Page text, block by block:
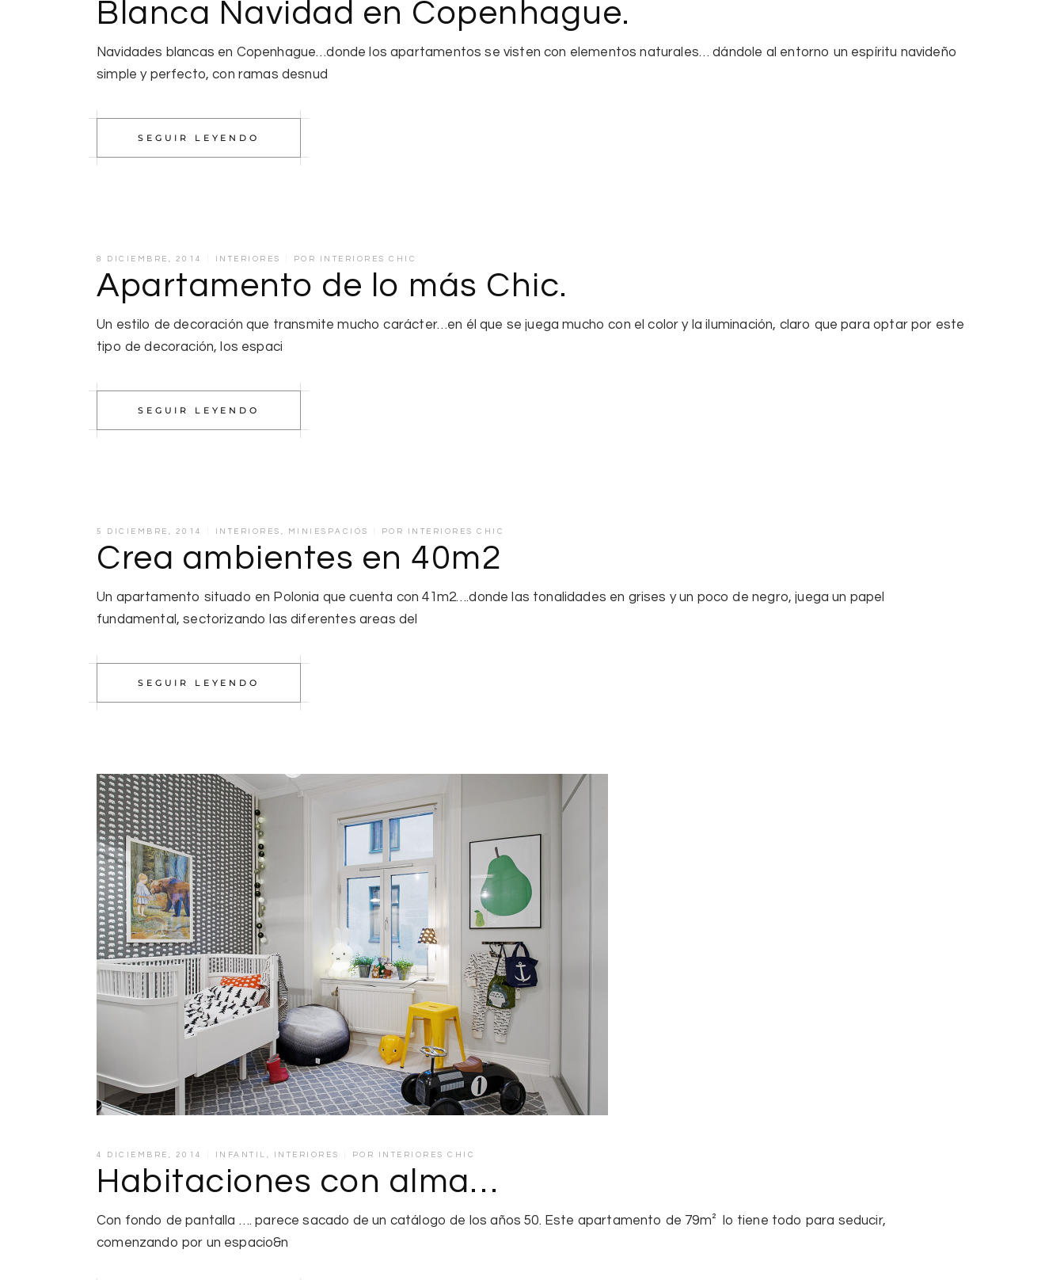
Blanca Navidad en Copenhague.
Navidades blancas en Copenhague…donde los apartamentos se visten con elementos naturales… dándole al entorno un espíritu navideño
simple y perfecto, con ramas desnud
SEGUIR LEYENDO
8 DICIEMBRE, 2014 INTERIORES POR INTERIORES CHIC
Apartamento de lo más Chic.
Un estilo de decoración que transmite mucho carácter…en él que se juega mucho con el color y la iluminación, claro que para optar por este
tipo de decoración, los espaci
SEGUIR LEYENDO
5 DICIEMBRE, 2014 INTERIORES , MINIESPACIOS POR INTERIORES CHIC
Crea ambientes en 40m2
Un apartamento situado en Polonia que cuenta con 41m2….donde las tonalidades en grises y un poco de negro, juega un papel
fundamental, sectorizando las diferentes areas del
SEGUIR LEYENDO
4 DICIEMBRE, 2014 INFANTIL , INTERIORES POR INTERIORES CHIC
Habitaciones con alma…
Con fondo de pantalla …. parece sacado de un catálogo de los años 50. Este apartamento de 79m² lo tiene todo para seducir,
comenzando por un espacio&n